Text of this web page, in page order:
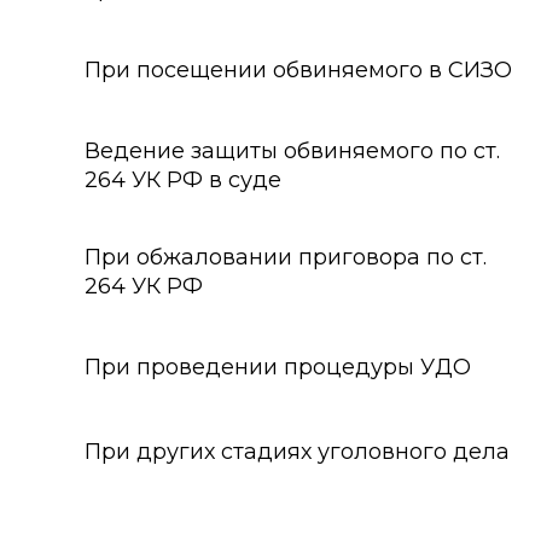
При посещении обвиняемого в СИЗО
Ведение защиты обвиняемого по ст.
264 УК РФ в суде
При обжаловании приговора по ст.
264 УК РФ
При проведении процедуры УДО
При других стадиях уголовного дела